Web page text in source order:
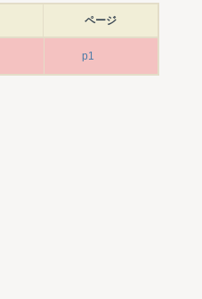
ページ
p1